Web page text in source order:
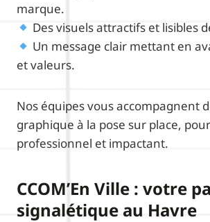
marque.
Des visuels attractifs et lisibles
Un message clair mettant en
et valeurs.
Nos équipes vous accompagnent
graphique à la pose sur place,
professionnel et impactant.
CCOM’En Ville : votre
signalétique au Havre